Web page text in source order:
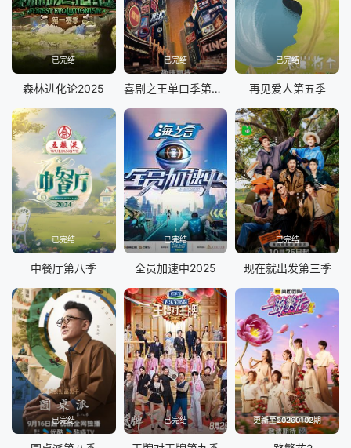
20240521 20240522 20240523 20240528
20240529 20240530 20240604 20240605
20240618 20240619 20240620 20240625
20240626 20240627 20240702 20240703
20240704 20240709 20240710 20240711
20240716 20240717 20240718 20240723
20240724 20240725 20240730 20240731
20240801 20240806 20240807 20240808
20240813 20240814 20240815 20240816
20240821 20240822 20240827 20240828
20240829 20240903 20240904 20240906
20240910 20240911 20240912 20240917
20240918 20240919 20240924 20240925
已完结
森林进化论2025
已完结
喜剧之王单口季第二季
已完结
再见爱人第五季
已完结
中餐厅第八季
已完结
全员加速中2025
已完结
现在就出发第三季
已完结 已完结 更新至20260102期